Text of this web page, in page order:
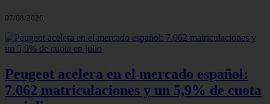
07/08/2026
Peugeot acelera en el mercado español:
7.062 matriculaciones y un 5,9% de cuota